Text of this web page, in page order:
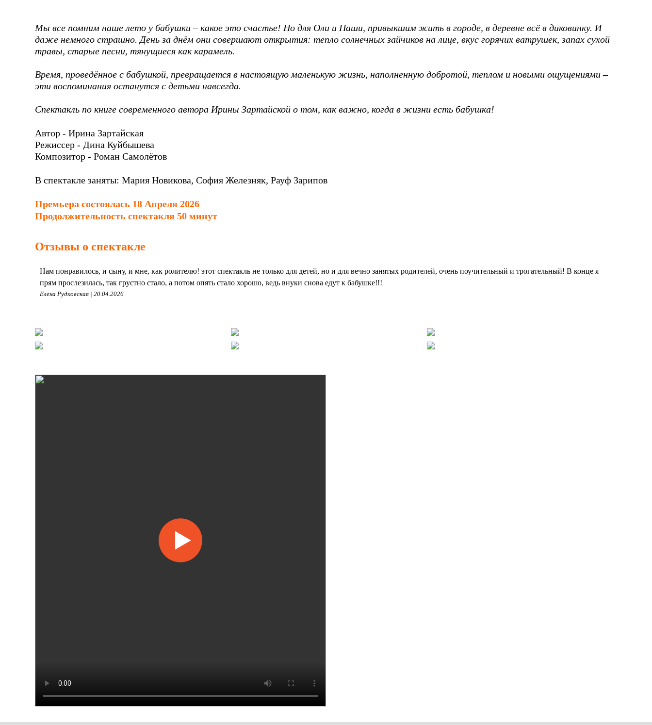
Мы все помним наше лето у бабушки – какое это счастье! Но для Оли и Паши, привыкшим жить в городе, в деревне всё в диковинку. И
даже немного страшно. День за днём они совершают открытия: тепло солнечных зайчиков на лице, вкус горячих ватрушек, запах сухой
травы, старые песни, тянущиеся как карамель.
Время, проведённое с бабушкой, превращается в настоящую маленькую жизнь, наполненную добротой, теплом и новыми ощущениями –
эти воспоминания останутся с детьми навсегда.
Спектакль по книге современного автора Ирины Зартайской о том, как важно, когда в жизни есть бабушка!
Автор - Ирина Зартайская
Режиссер - Дина Куйбышева
Композитор - Роман Самолётов
В спектакле заняты: Мария Новикова, София Железняк, Рауф Зарипов
Премьера состоялась 18 Апреля 2026
Продолжительность спектакля 50 минут
Отзывы о спектакле
Нам понравилось, и сыну, и мне, как ролителю! этот спектакль не только для детей, но и для вечно занятых родителей, очень поучительный и трогательный! В конце я
прям прослезилась, так грустно стало, а потом опять стало хорошо, ведь внуки снова едут к бабушке!!!
Елена Рудковская | 20.04.2026